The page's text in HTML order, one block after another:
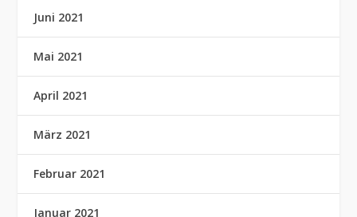
Juni 2021
Mai 2021
April 2021
März 2021
Februar 2021
Januar 2021